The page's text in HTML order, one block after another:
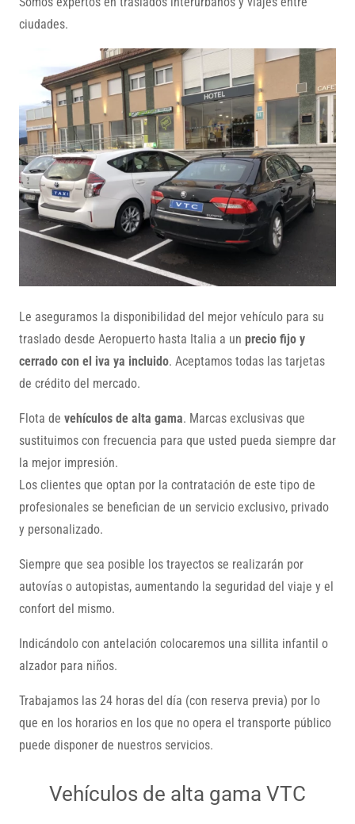
ciudades.
Le aseguramos la disponibilidad del mejor vehículo para su
traslado desde Aeropuerto hasta Italia a un precio fijo y
cerrado con el iva ya incluido. Aceptamos todas las tarjetas
de crédito del mercado.
Flota de vehículos de alta gama. Marcas exclusivas que
sustituimos con frecuencia para que usted pueda siempre dar
la mejor impresión.
Los clientes que optan por la contratación de este tipo de
profesionales se benefician de un servicio exclusivo, privado
y personalizado.
Siempre que sea posible los trayectos se realizarán por
autovías o autopistas, aumentando la seguridad del viaje y el
confort del mismo.
Indicándolo con antelación colocaremos una sillita infantil o
alzador para niños.
Trabajamos las 24 horas del día (con reserva previa) por lo
que en los horarios en los que no opera el transporte público
puede disponer de nuestros servicios.
Vehículos de alta gama VTC